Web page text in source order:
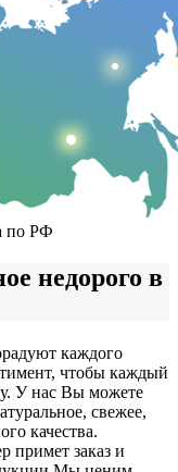
недорого в
каждого
чтобы каждый
У нас Вы можете
свежее,
качества.
примет заказ и